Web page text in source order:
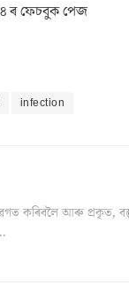
ৰ ফেচবুক পেজ
infection
কৰিবলৈ আৰু প্ৰকৃত,